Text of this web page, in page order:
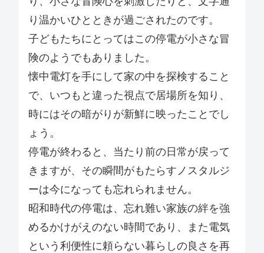
り温かいひとときが過ごされたのです。
子どもたちにとってはこの停電が小さな冒
険のようでもありました。
懐中電灯を手にして家の中を探検すること
で、いつもと違った視点で居場所を知り、
時にはその暗がりが新鮮に映ったことでし
ょう。
停電が終わると、当たり前の日常が戻って
きますが、その瞬間がもたらすノスタルジ
ーは今になっても忘れられません。
昭和時代の停電は、忘れ難い家族の絆を強
めるかけがえのない時間であり、また電気
という利便性に頼らない暮らしの良さを再